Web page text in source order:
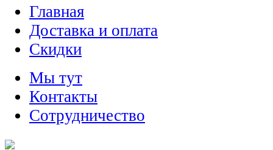
Главная
Доставка и оплата
Скидки
Мы тут
Контакты
Сотрудничество